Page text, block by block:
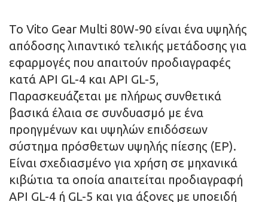
Το Vito Gear Multi 80W-90 είναι ένα υψηλής
απόδοσης λιπαντικό τελικής μετάδοσης για
εφαρμογές που απαιτούν προδιαγραφές
κατά API GL-4 και API GL-5,
Παρασκευάζεται με πλήρως συνθετικά
βασικά έλαια σε συνδυασμό με ένα
προηγμένων και υψηλών επιδόσεων
σύστημα πρόσθετων υψηλής πίεσης (ΕΡ).
Είναι σχεδιασμένο για χρήση σε μηχανικά
κιβώτια τα οποία απαιτείται προδιαγραφή
API GL-4 ή GL-5 και για άξονες με υποειδή